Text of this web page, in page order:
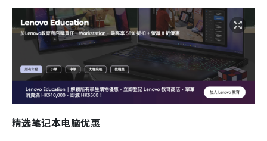
精选笔记本电脑优惠